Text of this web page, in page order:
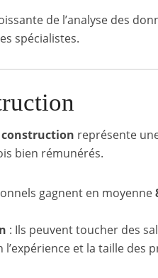
de l’analyse des
spécialistes.
construction représente
bien rémunérés.
gagnent en moyenne
: Ils peuvent toucher des
l’expérience et la taille des